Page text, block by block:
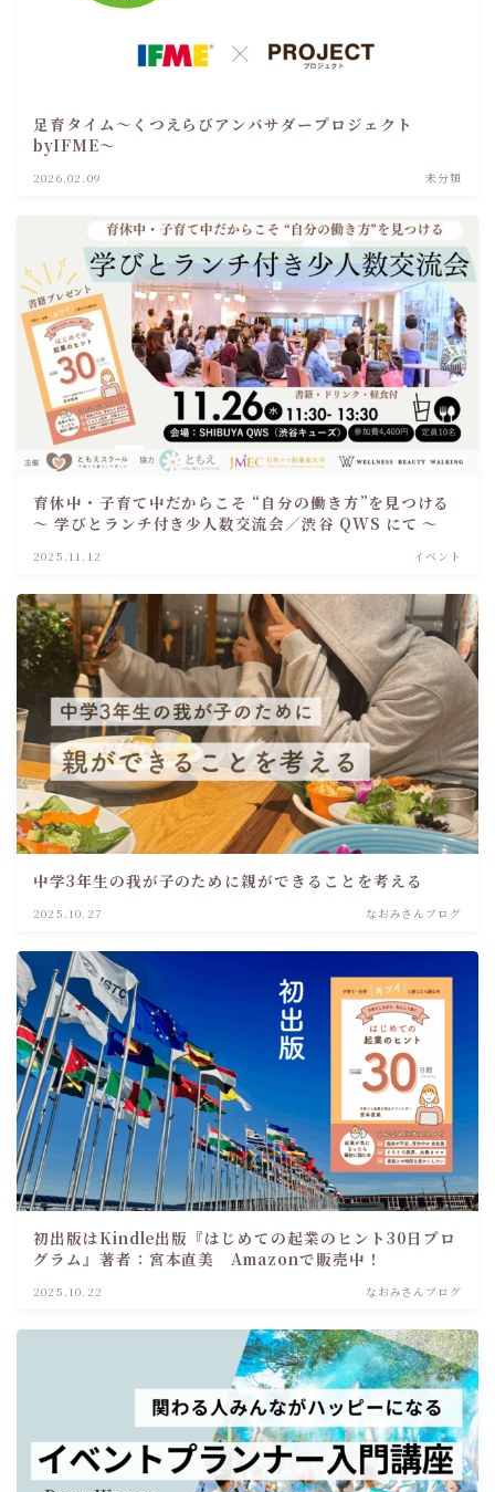
足育タイム～くつえらびアンバサダープロジェクト
byIFME～
2026.02.09 未分類
育休中・子育て中だからこそ “自分の働き方”を見つける
～ 学びとランチ付き少人数交流会／渋谷 QWS にて ～
2025.11.12 イベント
中学3年生の我が子のために親ができることを考える
2025.10.27 なおみさんブログ
初出版はKindle出版『はじめての起業のヒント30日プロ
グラム』著者：宮本直美 Amazonで販売中！
2025.10.22 なおみさんブログ